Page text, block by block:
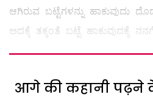
ಆಗಿರುವ ಬಟ್ಟೆಗಳನ್ನು ಹಾಕುವುದು
ಅದಕ್ಕೆ ತಕ್ಕಂತೆ ಬಟ್ಟೆ ಹಾಕುವುದಕ್ಕೆ
आगे की कहानी पढ़ने